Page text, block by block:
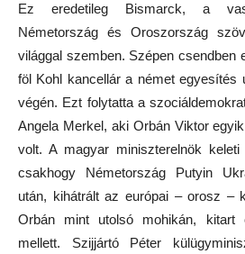
Ez eredetileg Bismarck, a
Németország és Oroszország
világgal szemben. Szépen csendben
föl Kohl kancellár a német egyesítés
végén. Ezt folytatta a
Angela Merkel, aki Orbán Viktor
volt. A magyar miniszterelnök
csakhogy Németország Putyin
után, kihátrált az európai – orosz –
Orbán mint utolsó mohikán, kitart
mellett. Szijjártó Péter